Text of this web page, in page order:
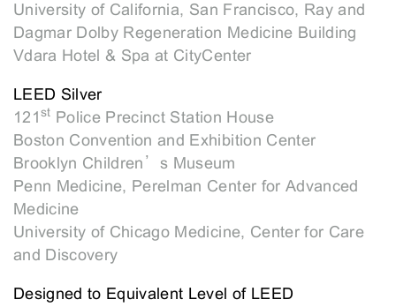
University of California, San Francisco, Ray and
Dagmar Dolby Regeneration Medicine Building
Vdara Hotel & Spa at CityCenter
LEED Silver
121st Police Precinct Station House
Boston Convention and Exhibition Center
Brooklyn Children’s Museum
Penn Medicine, Perelman Center for Advanced
Medicine
University of Chicago Medicine, Center for Care
and Discovery
Designed to Equivalent Level of LEED